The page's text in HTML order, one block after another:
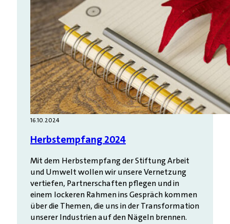
16.10.2024
Herbstempfang 2024
Mit dem Herbstempfang der Stiftung Arbeit
und Umwelt wollen wir unsere Vernetzung
vertiefen, Partnerschaften pflegen und in
einem lockeren Rahmen ins Gespräch kommen
über die Themen, die uns in der Transformation
unserer Industrien auf den Nägeln brennen.